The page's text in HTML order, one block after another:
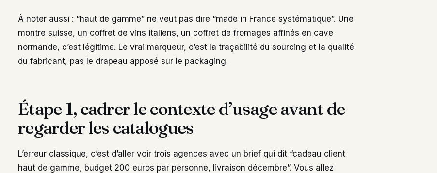
À noter aussi : “haut de gamme” ne veut pas dire “made in France systématique”. Une
montre suisse, un coffret de vins italiens, un coffret de fromages affinés en cave
normande, c’est légitime. Le vrai marqueur, c’est la traçabilité du sourcing et la qualité
du fabricant, pas le drapeau apposé sur le packaging.
Étape 1, cadrer le contexte d’usage avant de
regarder les catalogues
L’erreur classique, c’est d’aller voir trois agences avec un brief qui dit “cadeau client
haut de gamme, budget 200 euros par personne, livraison décembre”. Vous allez